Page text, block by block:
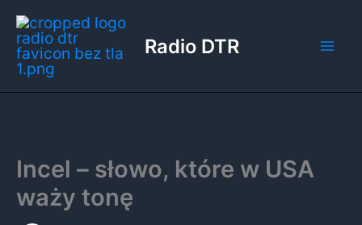
Przejdź
do
treści
Radio DTR
Incel – słowo, które w USA
waży tonę